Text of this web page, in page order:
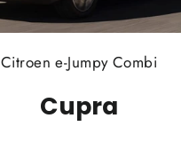
Citroen e-Jumpy Combi
Cupra